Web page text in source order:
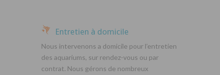
Entretien à domicile
Nous intervenons a domicile pour l’entretien
des aquariums, sur rendez-vous ou par
contrat. Nous gérons de nombreux